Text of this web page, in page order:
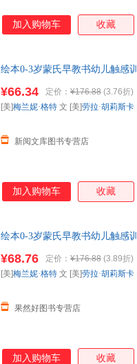
加入购物车 收藏
绘本0-3岁蒙氏早教书幼儿触感
¥66.34 定价： ¥176.88 (3.76折)
新阅文库图书专营店
[美]梅兰妮·格特 文 [美]劳拉·胡莉斯卡
加入购物车 收藏
绘本0-3岁蒙氏早教书幼儿触感
书籍为准】
¥68.76 定价： ¥176.88 (3.89折)
果然好图书专营店
[美]梅兰妮·格特 文 [美]劳拉·胡莉斯卡
加入购物车 收藏